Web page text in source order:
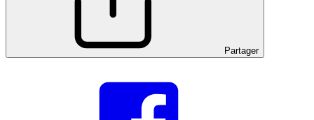
Partager